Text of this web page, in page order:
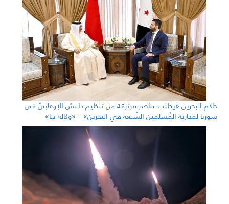
حاكم البحرين «يطلب عناصر مرتزقة من تنظيم داعش الإرهابيّ في
سوريا لمحاربة المُسلمين الشّيعة في البحرين» – «وكالة بنا»